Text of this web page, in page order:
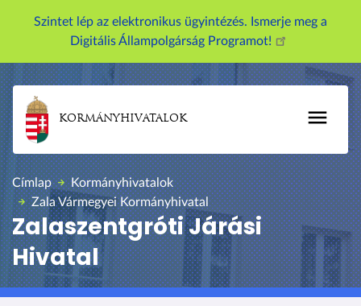
Szintet lép az elektronikus ügyintézés. Ismerje meg a
Digitális Állampolgárság Programot!
KORMÁNYHIVATALOK
Címlap
Kormányhivatalok
Zala Vármegyei Kormányhivatal
Zalaszentgróti Járási
Hivatal